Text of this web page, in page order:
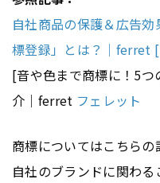
自社商品の保護＆広告
標登録」とは？｜ferret
[音や色まで商標に！5つ
介｜ferret フェレット
商標についてはこちらの
自社のブランドに関わ